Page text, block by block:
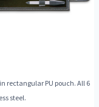
rectangular PU pouch. All 6
steel.